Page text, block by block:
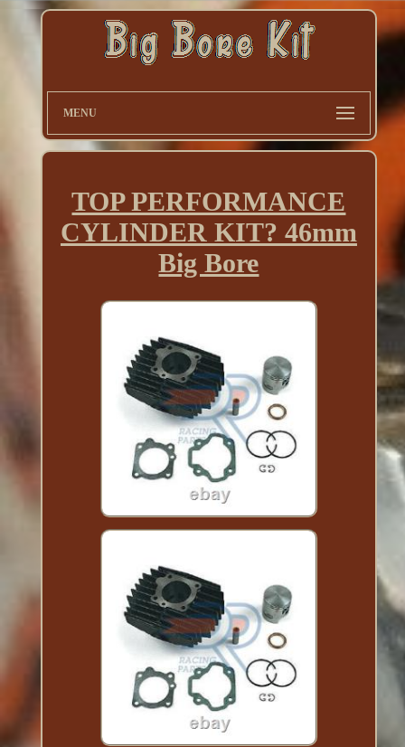
MENU
TOP PERFORMANCE
CYLINDER KIT? 46mm
Big Bore